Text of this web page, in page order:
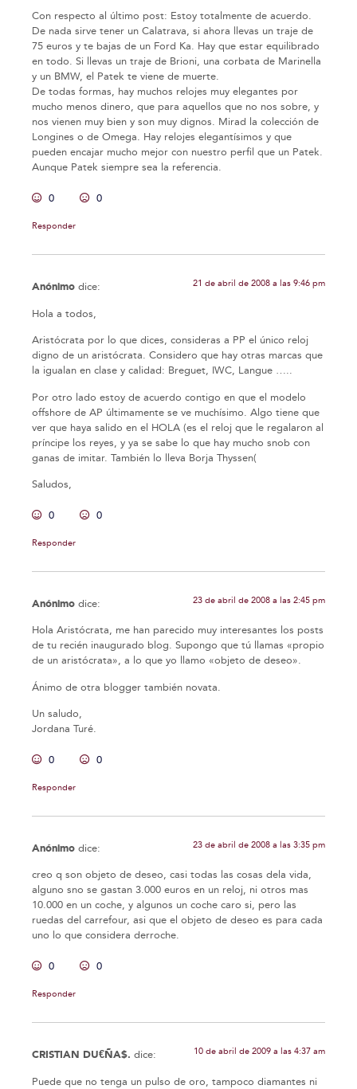
Con respecto al último post: Estoy totalmente de acuerdo.
De nada sirve tener un Calatrava, si ahora llevas un traje de
75 euros y te bajas de un Ford Ka. Hay que estar equilibrado
en todo. Si llevas un traje de Brioni, una corbata de Marinella
y un BMW, el Patek te viene de muerte.
De todas formas, hay muchos relojes muy elegantes por
mucho menos dinero, que para aquellos que no nos sobre, y
nos vienen muy bien y son muy dignos. Mirad la colección de
Longines o de Omega. Hay relojes elegantísimos y que
pueden encajar mucho mejor con nuestro perfil que un Patek.
Aunque Patek siempre sea la referencia.
0 0
Responder
Anónimo dice: 21 de abril de 2008 a las 9:46 pm
Hola a todos,
Aristócrata por lo que dices, consideras a PP el único reloj
digno de un aristócrata. Considero que hay otras marcas que
la igualan en clase y calidad: Breguet, IWC, Langue …..
Por otro lado estoy de acuerdo contigo en que el modelo
offshore de AP últimamente se ve muchísimo. Algo tiene que
ver que haya salido en el HOLA (es el reloj que le regalaron al
príncipe los reyes, y ya se sabe lo que hay mucho snob con
ganas de imitar. También lo lleva Borja Thyssen(
Saludos,
0 0
Responder
Anónimo dice: 23 de abril de 2008 a las 2:45 pm
Hola Aristócrata, me han parecido muy interesantes los posts
de tu recién inaugurado blog. Supongo que tú llamas «propio
de un aristócrata», a lo que yo llamo «objeto de deseo».
Ánimo de otra blogger también novata.
Un saludo,
Jordana Turé.
0 0
Responder
Anónimo dice: 23 de abril de 2008 a las 3:35 pm
creo q son objeto de deseo, casi todas las cosas dela vida,
alguno sno se gastan 3.000 euros en un reloj, ni otros mas
10.000 en un coche, y algunos un coche caro si, pero las
ruedas del carrefour, asi que el objeto de deseo es para cada
uno lo que considera derroche.
0 0
Responder
CRISTIAN DU€ÑA$. dice: 10 de abril de 2009 a las 4:37 am
Puede que no tenga un pulso de oro, tampoco diamantes ni